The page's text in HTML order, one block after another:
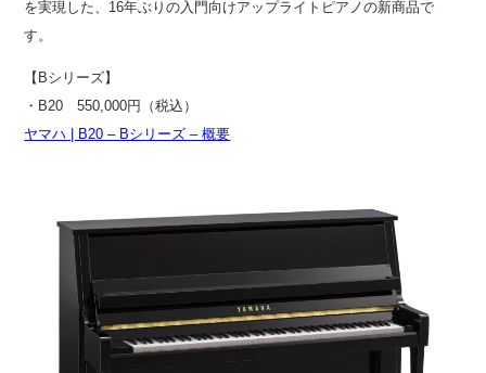
を実現した、16年ぶりの入門向けアップライトピアノの新商品で
す。
【Bシリーズ】
・B20 550,000円（税込）
ヤマハ | B20 – Bシリーズ – 概要